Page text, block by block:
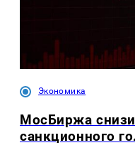
Экономика
МосБиржа
санкционного